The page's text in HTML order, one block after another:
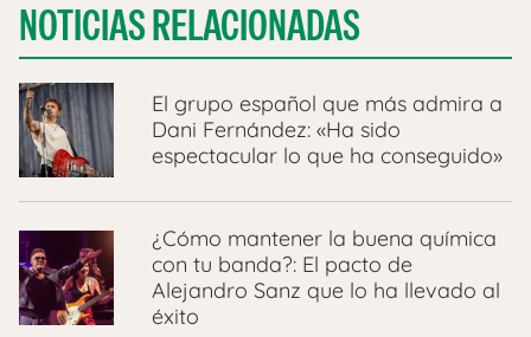
NOTICIAS RELACIONADAS
El grupo español que más admira a
Dani Fernández: «Ha sido
espectacular lo que ha conseguido»
¿Cómo mantener la buena química
con tu banda?: El pacto de
Alejandro Sanz que lo ha llevado al
éxito